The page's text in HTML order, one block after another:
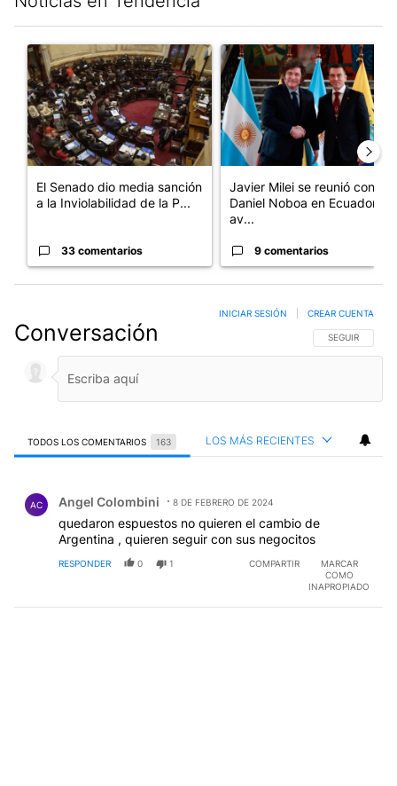
Un artículo de tendencia con el título "El Senado dio media
El Senado dio media sanción
a la Inviolabilidad de la P...
33 comentarios
Un artículo de tendencia con
Javier Milei se reunió con
Daniel Noboa en Ecuador y
av...
9 comentarios
Conversación SIGA ESTA
SEGUIR
INICIAR SESIÓN CREAR CUENTA
TODOS LOS COMENTARIOS 163 LOS MÁS RECIENTES
AC Angel Colombini 8 DE FEBRERO DE 2024
quedaron espuestos no quieren el cambio de
Argentina , quieren seguir con sus negocitos
RESPONDER 0 1 COMPARTIR
MARCAR
COMO
INAPROPIADO